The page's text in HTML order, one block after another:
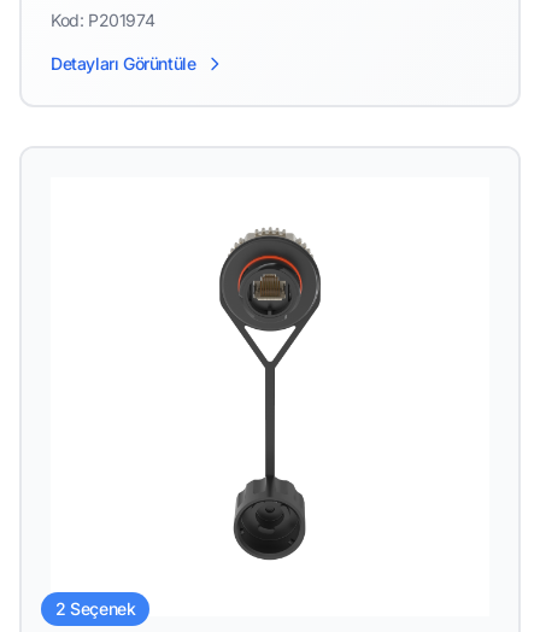
Kod: P201974
Detayları Görüntüle
2 Seçenek